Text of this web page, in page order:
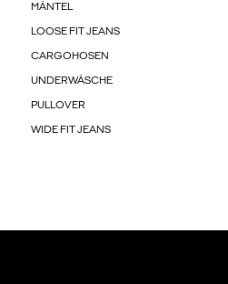
MÄNTEL
LOOSE FIT JEANS
CARGOHOSEN
UNDERWÄSCHE
PULLOVER
WIDE FIT JEANS